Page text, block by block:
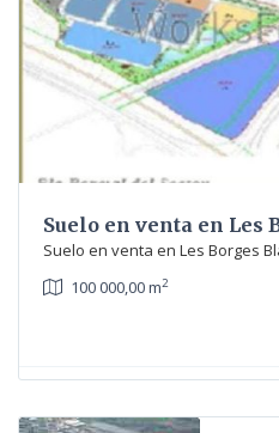
Suelo en venta en Les
Suelo en venta en Les Borges
100 000,00 m2